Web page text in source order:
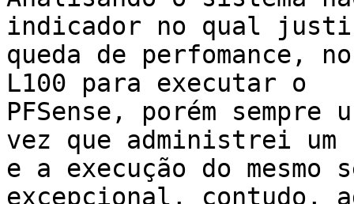
indicador no qual
queda de perfomance,
L100 para executar o
PFSense, porém
vez que administrei um
e a execução do mesmo
excepcional, contudo,